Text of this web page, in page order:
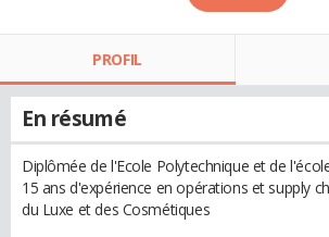
PROFIL
En résumé
Diplômée de l'Ecole Polytechnique et de
15 ans d'expérience en opérations et supply
du Luxe et des Cosmétiques